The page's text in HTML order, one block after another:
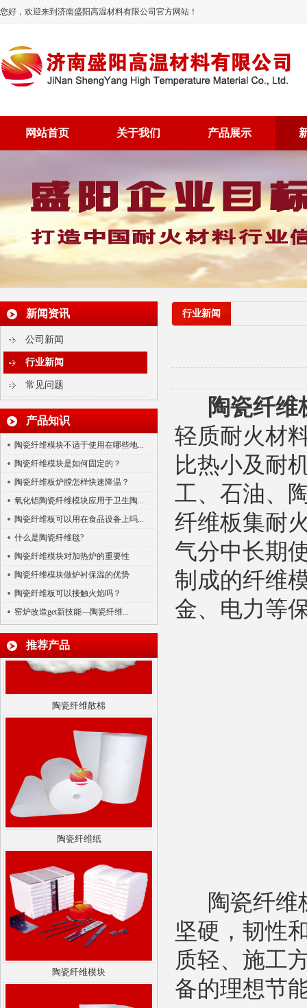
您好，欢迎来到济南盛阳高温材料有限公司官方网站！
网站首页 关于我们 产品展示
新闻资讯
公司新闻
行业新闻
常见问题
产品知识
陶瓷纤维模块不适于使用在哪些地...
陶瓷纤维模块是如何固定的？
陶瓷纤维板炉膛怎样快速降温？
氧化铝陶瓷纤维模块应用于卫生陶...
陶瓷纤维板可以用在食品设备上吗...
什么是陶瓷纤维毯?
陶瓷纤维模块对加热炉的重要性
陶瓷纤维模块做炉衬保温的优势
陶瓷纤维板可以接触火焰吗？
窑炉改造get新技能—陶瓷纤维...
推荐产品
多晶莫来石纤维贴面块
气凝胶毡
行业新闻
陶瓷纤维
轻质耐火材
比热小及耐
工、石油、
纤维板集耐
气分中长期
制成的纤维
金、电力等
陶瓷纤维
坚硬，韧性
质轻、施工
备的理想节